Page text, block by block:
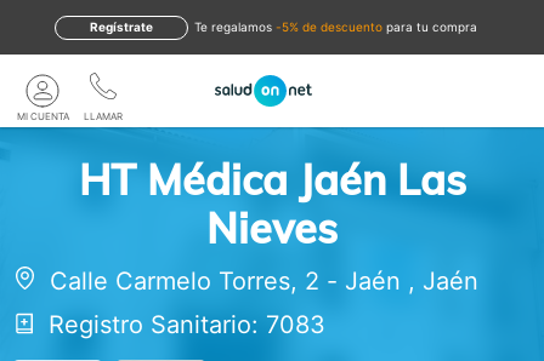
te regalamos -5% de descuento para tu compra
Regístrate
LLAMAR
MI CUENTA
HT Médica Jaén Las
Nieves
Calle Carmelo Torres, 2 - Jaén , Jaén
Registro Sanitario: 7083